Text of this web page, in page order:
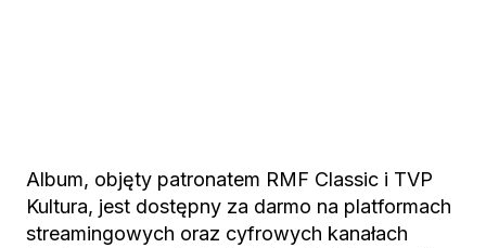
Album, objęty patronatem RMF Classic i TVP
Kultura, jest dostępny za darmo na platformach
streamingowych oraz cyfrowych kanałach